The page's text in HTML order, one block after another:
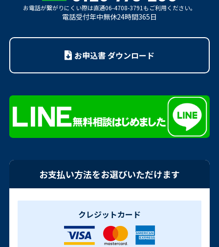
お電話が繋がりにくい際は直通06-4708-3791もご利用ください。
電話受付年中無休24時間365日
お申込書 ダウンロード
お支払い方法をお選びいただけます
クレジットカード